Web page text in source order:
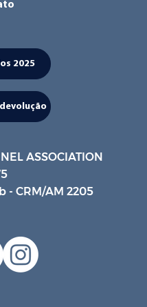
2025
ASSOCIATION
- CRM/AM 2205